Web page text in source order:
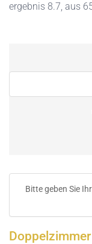
ergebnis 8.7, aus
Bitte geben Sie
Doppelzimmer